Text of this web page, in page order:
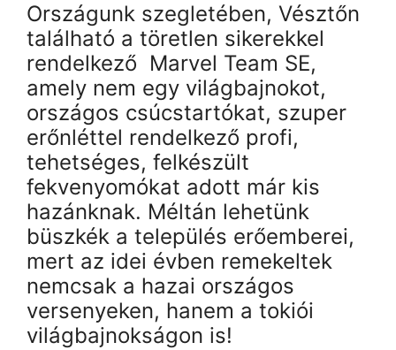
Országunk szegletében, Vésztőn
található a töretlen sikerekkel
rendelkező Marvel Team SE,
amely nem egy világbajnokot,
országos csúcstartókat, szuper
erőnléttel rendelkező profi,
tehetséges, felkészült
fekvenyomókat adott már kis
hazánknak. Méltán lehetünk
büszkék a település erőemberei,
mert az idei évben remekeltek
nemcsak a hazai országos
versenyeken, hanem a tokiói
világbajnokságon is!